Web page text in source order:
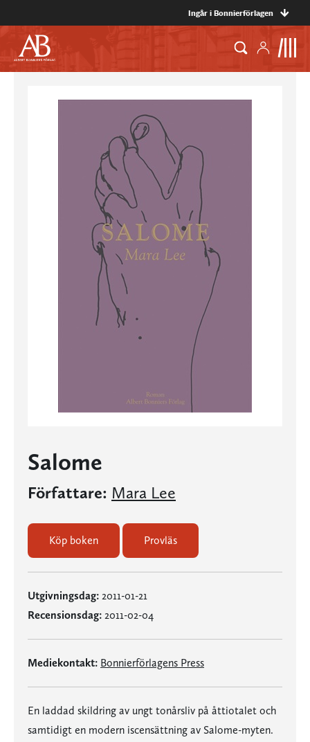
Ingår i Bonnierförlagen
Salome
Författare: Mara Lee
Köp boken Provläs
Utgivningsdag: 2011-01-21
Recensionsdag: 2011-02-04
Mediekontakt: Bonnierförlagens Press
En laddad skildring av ungt tonårsliv på åttiotalet och
samtidigt en modern iscensättning av Salome-myten.